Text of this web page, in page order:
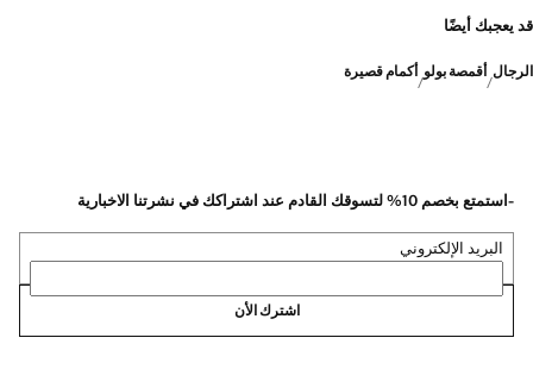
قد يعجبك أيضًا
الرجال أقمصة بولو أكمام قصيرة
-استمتع بخصم 10% لتسوقك القادم عند اشتراكك في نشرتنا الاخبارية
البريد الإلكتروني
اشترك الأن